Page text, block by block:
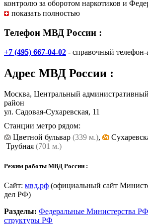
контролю за оборотом наркотиков и
миграционная служба.
На базе внутренних войск МВД России
служба войск национальной гвардии
Федерации (Росгвардия), не входящая в
показать полностью
Телефон МВД России :
+7 (495) 667-04-02 - справочный
Адрес МВД России :
Москва, Центральный
район
ул. Садовая-Сухаревская, 11
Станции метро рядом:
Цветной бульвар (339 м.),
Трубная (701 м.)
Режим работы МВД России :
Сайт: мвд.рф (официальный сайт
дел РФ)
Разделы: Федеральные Министерства РФ
структуры РФ